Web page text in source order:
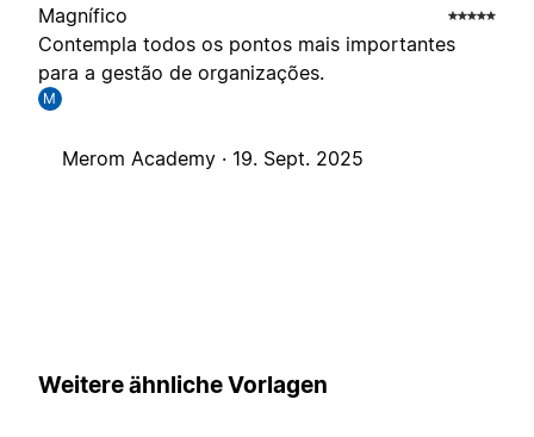
Magnífico
Contempla todos os pontos mais importantes
para a gestão de organizações.
M
Merom Academy · 19. Sept. 2025
Weitere ähnliche Vorlagen